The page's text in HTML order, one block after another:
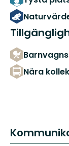
Nära